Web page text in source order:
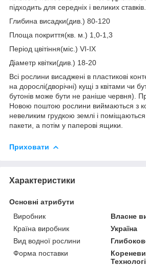
підходить для середніх і великих
Глибина висадки(див.) 80-120
Площа покриття(кв. м.) 1,0-1,3
Період цвітіння(міс.) VI-IX
Діаметр квітки(див.) 18-20
Всі рослини висаджені в пластикові
на дорослі(дворічні) кущі з квітами чи
бутонів може бути не раніше червня).
Новою поштою рослини виймаються з
невеликим грудкою землі і поміщаються
пакети, а потім у паперові ящики.
Приховати
Характеристики
Основні атрибути
Виробник
Власне
Країна виробник
Україна
Вид водної рослини
Форма поставки